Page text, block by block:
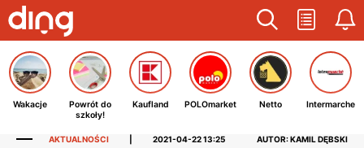
Wakacje
Powrót do
szkoły!
Kaufland POLOmarket Netto Intermarche
AKTUALNOŚCI 2021-04-22 13:25 AUTOR: KAMIL DĘBSKI